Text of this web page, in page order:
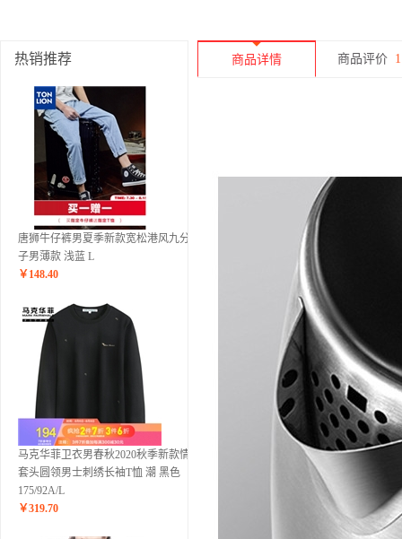
热销推荐
唐狮牛仔裤男夏季新款宽松港风九分裤
子男薄款 浅蓝 L
￥ 148.40
马克华菲卫衣男春秋2020秋季新款情侣
套头圆领男士刺绣长袖T恤 潮 黑色
175/92A/L
￥319.70
商品详情 商品评价